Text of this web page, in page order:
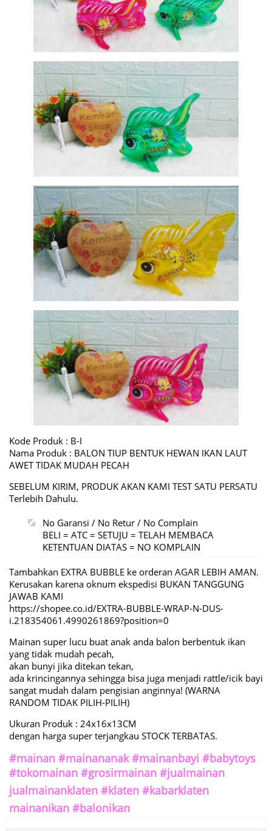
Kode Produk : B-I
Nama Produk : BALON TIUP BENTUK HEWAN IKAN LAUT
AWET TIDAK MUDAH PECAH
SEBELUM KIRIM, PRODUK AKAN KAMI TEST SATU PERSATU
Terlebih Dahulu.
No Garansi / No Retur / No Complain
BELI = ATC = SETUJU = TELAH MEMBACA
KETENTUAN DIATAS = NO KOMPLAIN
Tambahkan EXTRA BUBBLE ke orderan AGAR LEBIH AMAN.
Kerusakan karena oknum ekspedisi BUKAN TANGGUNG
JAWAB KAMI
https://shopee.co.id/EXTRA-BUBBLE-WRAP-N-DUS-
i.218354061.4990261869?position=0
Mainan super lucu buat anak anda balon berbentuk ikan
yang tidak mudah pecah,
akan bunyi jika ditekan tekan,
ada krincingannya sehingga bisa juga menjadi rattle/icik bayi
sangat mudah dalam pengisian anginnya! (WARNA
RANDOM TIDAK PILIH-PILIH)
Ukuran Produk : 24x16x13CM
dengan harga super terjangkau STOCK TERBATAS.
#mainan #mainananak #mainanbayi #babytoys
#tokomainan #grosirmainan #jualmainan
jualmainanklaten #klaten #kabarklaten
mainanikan #balonikan